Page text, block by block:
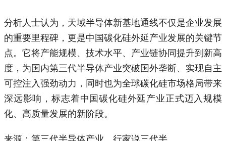
分析人士认为，天域半导体新基地通线不仅是企业发展
的重要里程碑，更是中国碳化硅外延产业发展的关键节
点。它将产能规模、技术水平、产业链协同提升到新高
度，为国内第三代半导体产业突破国外垄断、实现自主
可控注入强劲动力，同时也为全球碳化硅市场格局带来
深远影响，标志着中国碳化硅外延产业正式迈入规模
化、高质量发展的新阶段。
来源：第三代半导体产业、行家说三代半